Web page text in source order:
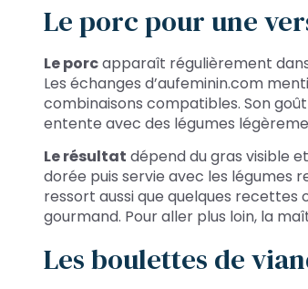
Le porc pour une
Le porcapparaît régulièrement
Les échanges d’aufeminin.com
combinaisons compatibles. Son
entente avec des légumes
Le résultat dépend du gras visible
dorée puis servie avec les légumes
ressort aussi que quelques
gourmand. Pour aller plus loin, la
Les boulettes de